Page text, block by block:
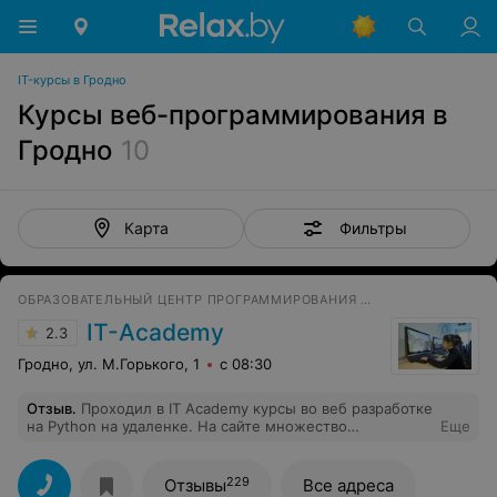
IT-курсы в Гродно
Курсы веб-программирования в
Гродно 10
Карта Фильтры
ОБРАЗОВАТЕЛЬНЫЙ ЦЕНТР ПРОГРАММИРОВАНИЯ И ВЫСОКИХ ТЕХНОЛОГИЙ
2.3 IT-Academy
Гродно, ул. М.Горького, 1 с 08:30
Отзыв. Проходил в IT Academy курсы во веб разработке
на Python на удаленке. На сайте множество
удаленки или очного обучения. Организация процесса
на высоком уровне, все чётко, лаконично и доступно.
Еще
Отзывы229 Все адреса